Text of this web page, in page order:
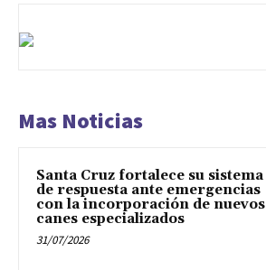
Mas Noticias
Santa Cruz fortalece su sistema
de respuesta ante emergencias
con la incorporación de nuevos
canes especializados
31/07/2026